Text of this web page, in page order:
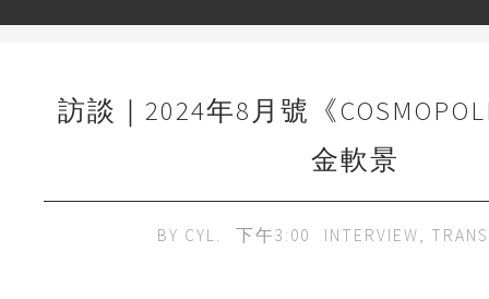
訪談｜2024年8月號《
金軟景
BY CYL. 下午3:00 INTERVIEW,